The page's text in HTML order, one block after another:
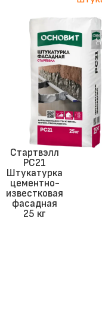
Стартвэлл
PC21
Штукатурка
цементно-
известковая
фасадная
25 кг